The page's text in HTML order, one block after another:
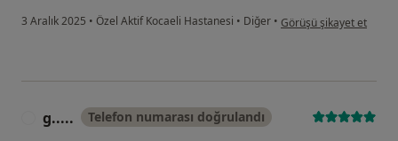
3 Aralık 2025 • Özel Aktif Kocaeli Hastanesi • Diğer • kullanıcının görüşüne
Görüşü şikayet et
g..... Telefon numarası doğrulandı